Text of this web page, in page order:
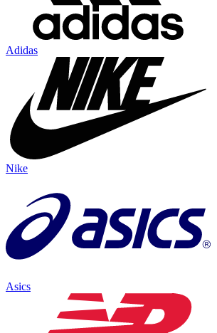
Adidas
Nike
Asics